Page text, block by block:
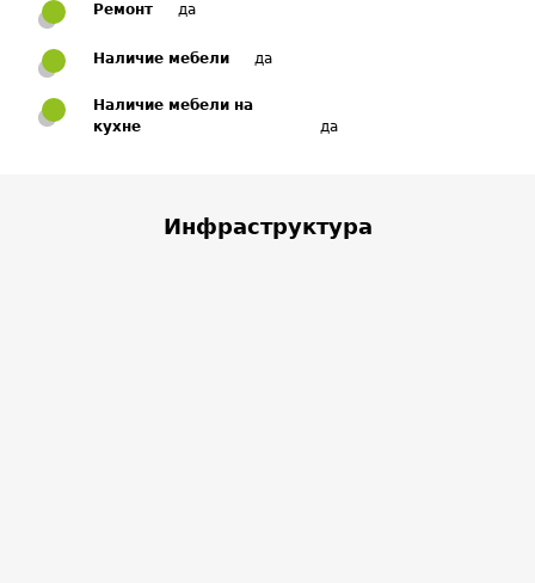
Ремонт да
Наличие мебели да
Наличие мебели на
кухне
да
Инфраструктура